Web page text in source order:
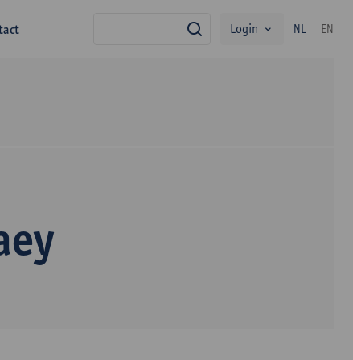
zoekLogin NL EN